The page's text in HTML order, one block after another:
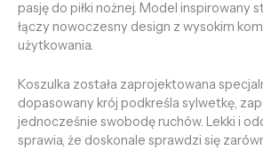
pasję do piłki nożnej. Model inspirowany
łączy nowoczesny design z wysokim
użytkowania.
Koszulka została zaprojektowana
dopasowany krój podkreśla sylwetkę,
jednocześnie swobodę ruchów. Lekki i
sprawia, że doskonale sprawdzi się